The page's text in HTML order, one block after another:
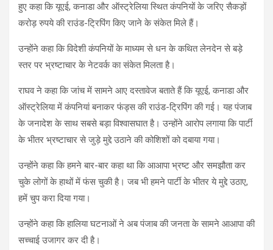
हुए कहा कि यूएई, कनाडा और ऑस्ट्रेलिया स्थित कंपनियों के जरिए सैकड़ों
करोड़ रुपये की राउंड-ट्रिपिंग किए जाने के संकेत मिले हैं।
उन्होंने कहा कि विदेशी कंपनियों के माध्यम से धन के कथित लेनदेन से बड़े
स्तर पर भ्रष्टाचार के नेटवर्क का संकेत मिलता है।
राघव ने कहा कि जांच में सामने आए दस्तावेज बताते हैं कि यूएई, कनाडा और
ऑस्ट्रेलिया में कंपनियां बनाकर फंड्स की राउंड-ट्रिपिंग की गई। यह पंजाब
के जनादेश के साथ सबसे बड़ा विश्वासघात है। उन्होंने आरोप लगाया कि पार्टी
के भीतर भ्रष्टाचार से जुड़े मुद्दे उठाने की कोशिशों को दबाया गया।
उन्होंने कहा कि हमने बार-बार कहा था कि आआपा भ्रष्ट और समझौता कर
चुके लोगों के हाथों में फंस चुकी है। जब भी हमने पार्टी के भीतर ये मुद्दे उठाए,
हमें चुप करा दिया गया।
उन्होंने कहा कि हालिया घटनाओं ने अब पंजाब की जनता के सामने आआपा की
सच्चाई उजागर कर दी है।